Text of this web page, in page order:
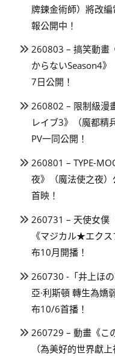
牌鍊金術師）將改
報公開中！
260803 – 搞笑動畫
からないSeason4
7日公開！
260802 – 限制級漫
レイブ3》（魔都精
PV一同公開！
260801 – TYPE-
夜》（魔法使之夜
首映！
260731 – 天使女僕
《マジカル★エク
布10月開播！
260730 -「井上ほ
亞·利斯頓 轉生為嬌
布10/6首播！
260729 – 動畫《こ
（為美好的世界獻